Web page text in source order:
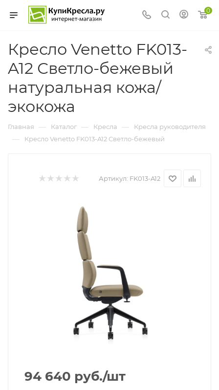
0
Кресло Venetto FK013-
A12 Светло-бежевый
натуральная кожа/
экокожа
Главная — Каталог — Кресла — Кресла руководителя
— Кресло Venetto FK013-A12 Светло-бежевый
Артикул: FK013-A12
94 640 руб./шт